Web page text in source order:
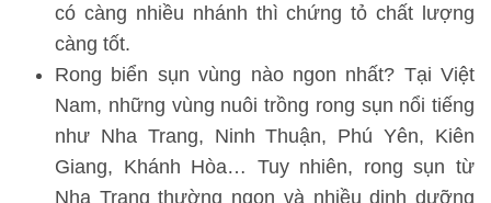
có càng nhiều nhánh thì chứng tỏ chất lượng
càng tốt.
Rong biển sụn vùng nào ngon nhất? Tại Việt
Nam, những vùng nuôi trồng rong sụn nổi tiếng
như Nha Trang, Ninh Thuận, Phú Yên, Kiên
Giang, Khánh Hòa… Tuy nhiên, rong sụn từ
Nha Trang thường ngon và nhiều dinh dưỡng